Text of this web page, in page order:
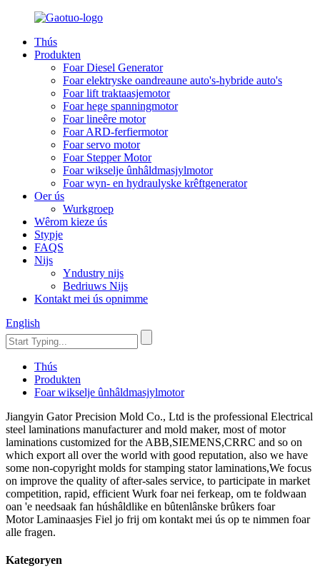
Thús
Produkten
Foar Diesel Generator
Foar elektryske oandreaune auto's-hybride auto's
Foar lift traktaasjemotor
Foar hege spanningmotor
Foar lineêre motor
Foar ARD-ferfiermotor
Foar servo motor
Foar Stepper Motor
Foar wikselje ûnhâldmasjylmotor
Foar wyn- en hydraulyske krêftgenerator
Oer ús
Wurkgroep
Wêrom kieze ús
Stypje
FAQS
Nijs
Yndustry nijs
Bedriuws Nijs
Kontakt mei ús opnimme
English
Thús
Produkten
Foar wikselje ûnhâldmasjylmotor
Jiangyin Gator Precision Mold Co., Ltd is the professional Electrical
steel laminations manufacturer and mold maker, most of motor
laminations customized for the ABB,SIEMENS,CRRC and so on
which export all over the world with good reputation, also we have
some non-copyright molds for stamping stator laminations,We focus
on improve the quality of after-sales service, to participate in market
competition, rapid, efficient Wurk foar nei ferkeap, om te foldwaan
oan 'e needsaak fan húshâldlike en bûtenlânske brûkers foar
Motor Laminaasjes Fiel jo frij om kontakt mei ús op te nimmen foar
alle fragen.
Kategoryen